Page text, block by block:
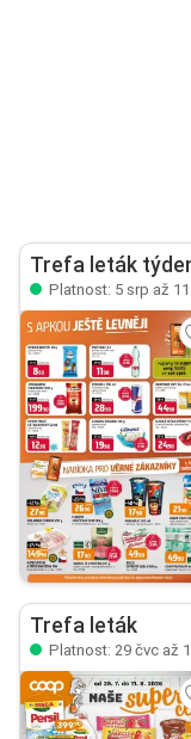
Trefa leták
Platnost: 5 srp až
Trefa leták
Platnost: 29 čvc až